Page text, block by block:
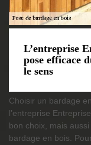
L’entreprise
pose efficace
le sens
Choisir un bardage
l’entreprise
bon choix, mais
bardage en bois.